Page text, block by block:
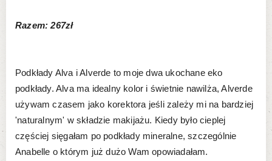
Razem: 267zł
Podkłady Alva i Alverde to moje dwa ukochane eko
podkłady. Alva ma idealny kolor i świetnie nawilża, Alverde
używam czasem jako korektora jeśli zależy mi na bardziej
'naturalnym' w składzie makijażu. Kiedy było cieplej
częściej sięgałam po podkłady mineralne, szczególnie
Anabelle o którym już dużo Wam opowiadałam.